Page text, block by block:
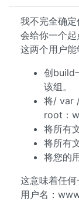
我不完全确
会给你一个
这两个用户
创build
该组。
将/ var
root：
将所有
将所有
将您的
这意味着任
用户名：